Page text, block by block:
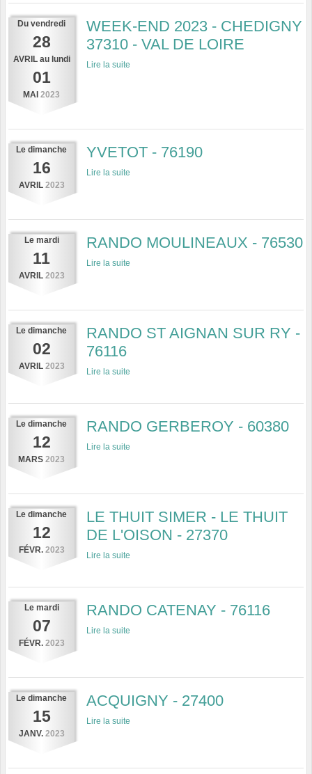
Du vendredi
28
AVRILau lundi
01
MAI 2023
WEEK-END 2023 - CHEDIGNY
37310 - VAL DE LOIRE
Lire la suite
Le dimanche
16
AVRIL 2023
YVETOT - 76190
Lire la suite
Le mardi
11
AVRIL 2023
RANDO MOULINEAUX - 76530
Lire la suite
Le dimanche
02
AVRIL 2023
RANDO ST AIGNAN SUR RY -
76116
Lire la suite
Le dimanche
12
MARS 2023
RANDO GERBEROY - 60380
Lire la suite
Le dimanche
12
FÉVR. 2023
LE THUIT SIMER - LE THUIT
DE L'OISON - 27370
Lire la suite
Le mardi
07
FÉVR. 2023
RANDO CATENAY - 76116
Lire la suite
Le dimanche
15
JANV. 2023
ACQUIGNY - 27400
Lire la suite